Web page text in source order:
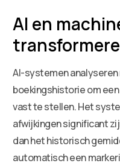
AI en
AI-systemen
boekingshistorie om
vast te stellen. Het
afwijkingen significant
dan het historisch
automatisch een